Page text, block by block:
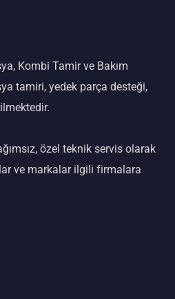
Kombi Tamir ve Bakım
tamiri, yedek parça desteği,
özel teknik servis olarak
ve markalar ilgili firmalara